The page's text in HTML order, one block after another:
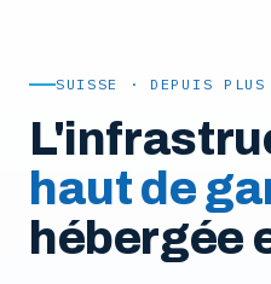
SUISSE · DEPUIS
haut de
hébergée